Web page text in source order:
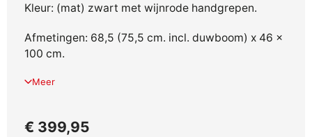
Kleur: (mat) zwart met wijnrode handgrepen.
Afmetingen: 68,5 (75,5 cm. incl. duwboom) x 46 x
100 cm.
Meer
€ 399,95